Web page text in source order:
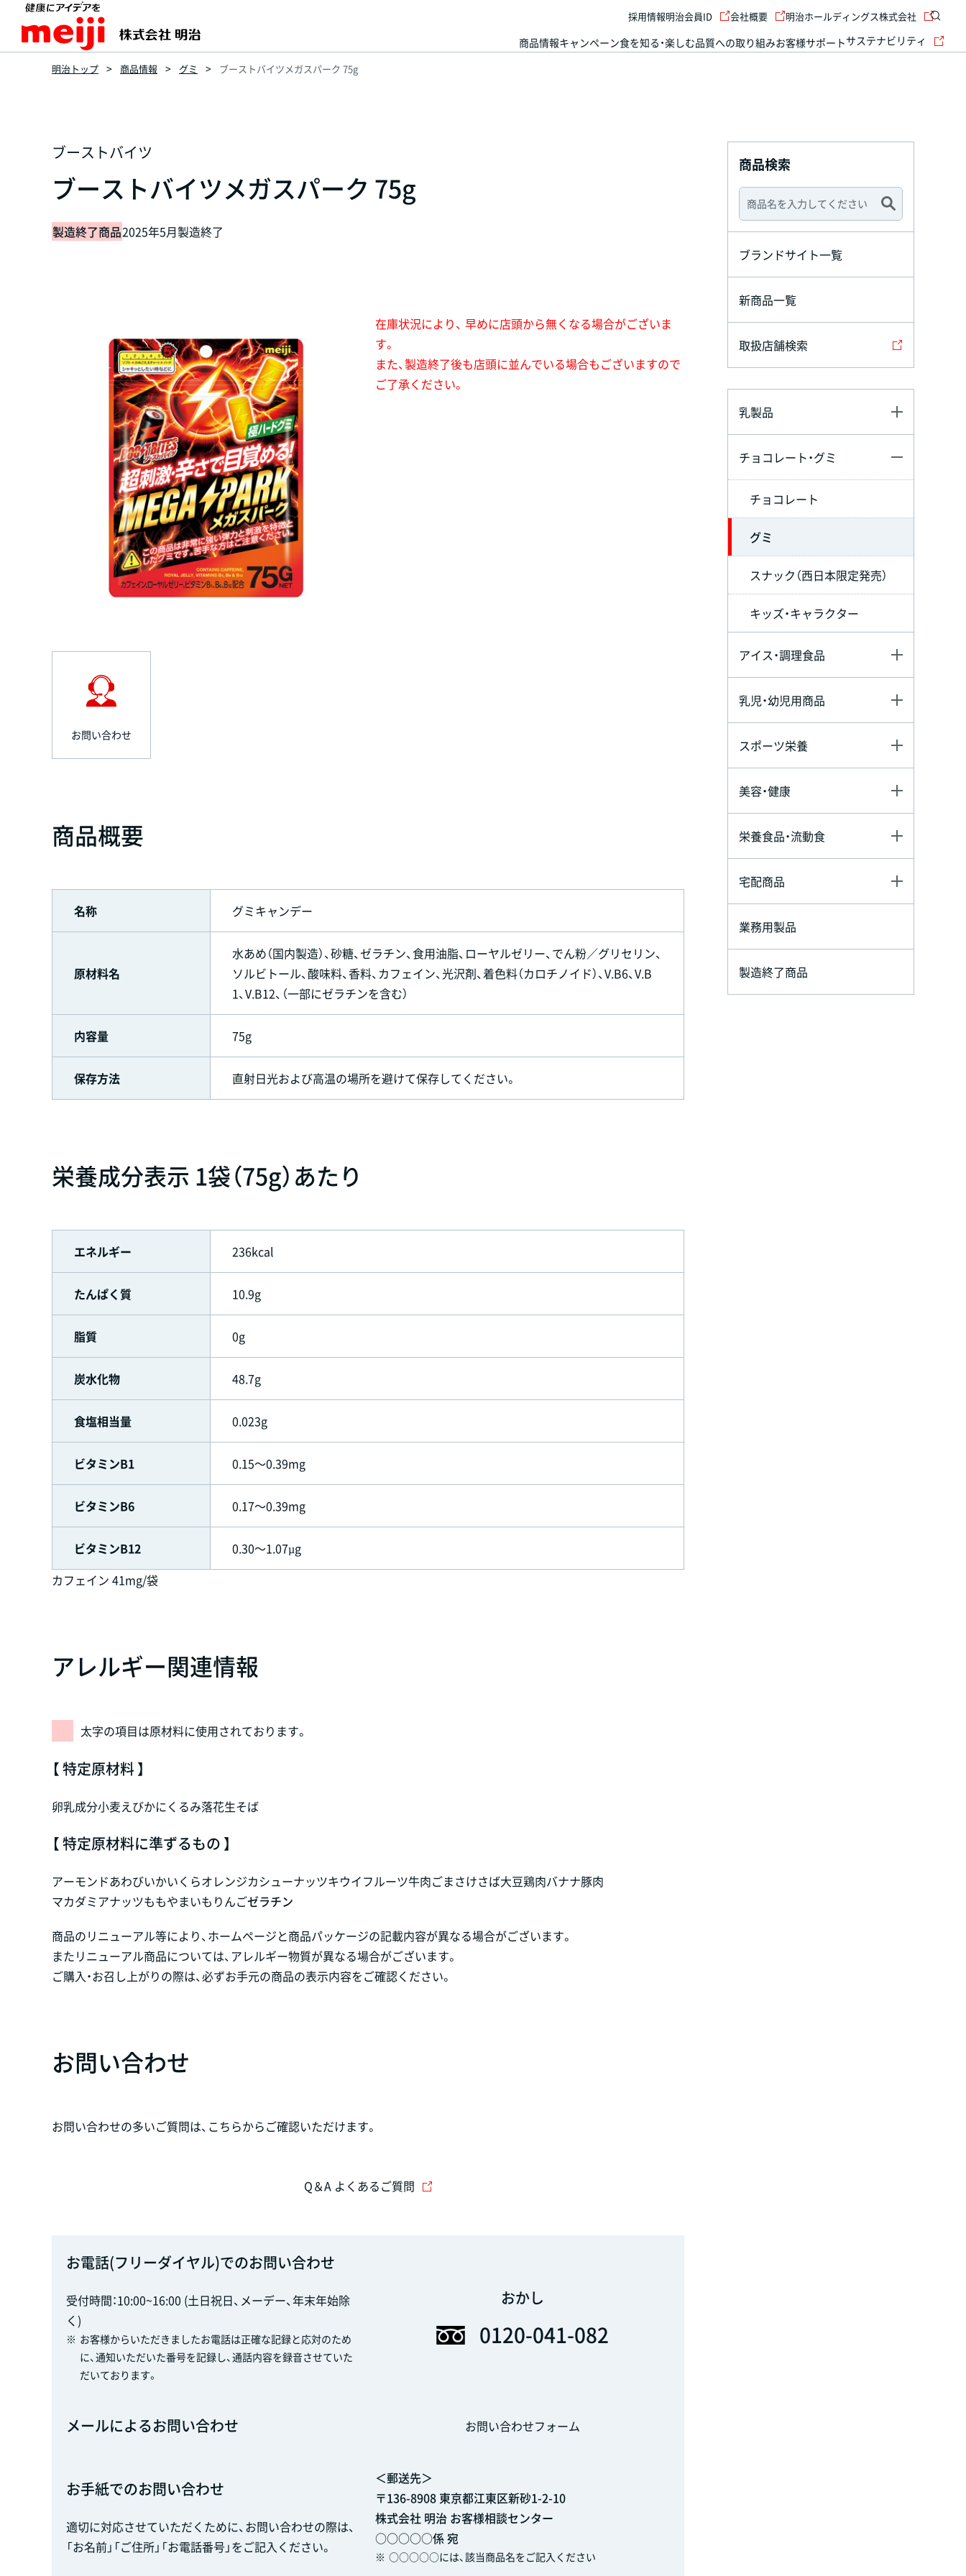
商品情報キャンペーン食を知る・楽しむ品質への取り組みお客様サポートサステナビリティ
採用情報明治会員ID 会社概要 明治ホールディングス株式会社
明治トップ 商品情報 グミ ブーストバイツメガスパーク 75g
ブーストバイツ
ブーストバイツメガスパーク 75g
製造終了商品2025年5月製造終了
在庫状況により、 早めに店頭から無くなる場合がございま
す。
また、製造終了後も店頭に並んでいる場合もございますので
ご了承ください。
お問い合わせ
商品概要
名称 グミキャンデー
原材料名
水あめ（国内製造）、砂糖、ゼラチン、食用油脂、ローヤルゼリー、でん粉／グリセリン、
ソルビトール、酸味料、香料、カフェイン、光沢剤、着色料（カロチノイド）、V.B6、V.B
1、V.B12、（一部にゼラチンを含む）
内容量 75g
保存方法 直射日光および高温の場所を避けて保存してください。
栄養成分表示 1袋（75g）あたり
エネルギー 236kcal
たんぱく質 10.9g
脂質 0g
炭水化物 48.7g
食塩相当量 0.023g
ビタミンB1 0.15～0.39mg
ビタミンB6 0.17～0.39mg
ビタミンB12
0.30～1.07µg
カフェイン 41mg/袋
アレルギー関連情報
太字の項目は原材料に使用されております。
【 特定原材料 】
卵乳成分小麦えびかにくるみ落花生そば
【 特定原材料に準ずるもの 】
アーモンドあわびいかいくらオレンジカシューナッツキウイフルーツ牛肉ごまさけさば大豆鶏肉バナナ豚肉
マカダミアナッツももやまいも りんごゼラチン
商品のリニューアル等により、ホームページと商品パッケージの記載内容が異なる場合がございます。
またリニューアル商品については、アレルギー物質が異なる場合がございます。
ご購入・お召し上がりの際は、必ずお手元の商品の表示内容をご確認ください。
お問い合わせ
お問い合わせの多いご質問は、こちらからご確認いただけます。
Q＆A よくあるご質問
お電話(フリーダイヤル)でのお問い合わせ
受付時間：10:00~16:00 (土日祝日、メーデー、年末年始除
く)
※ お客様からいただきましたお電話は正確な記録と応対のため
に、通知いただいた番号を記録し、通話内容を録音させていた
だいております。
おかし
0120-041-082
メールによるお問い合わせ お問い合わせフォーム
お手紙でのお問い合わせ
適切に対応させていただくために、お問い合わせの際は、
「お名前」「ご住所」「お電話番号」をご記入ください。
＜郵送先＞
〒136-8908 東京都江東区新砂1-2-10
株式会社 明治 お客様相談センター
○○○○○係 宛
※ ○○○○○には、該当商品名をご記入ください
商品検索
ブランドサイト一覧
新商品一覧
取扱店舗検索
乳製品
チョコレート・グミ
チョコレート
グミ
スナック（西日本限定発売）
キッズ・キャラクター
アイス・調理食品
乳児・幼児用商品
スポーツ栄養
美容・健康
栄養食品・流動食
宅配商品
業務用製品
製造終了商品